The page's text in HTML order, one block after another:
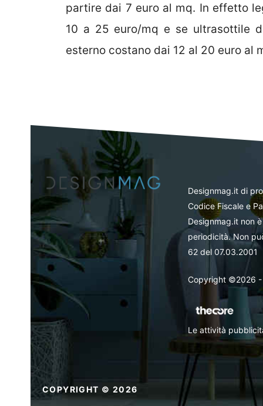
partire dai 7 euro al mq. In effetto
10 a 25 euro/mq e se ultrasottile
esterno costano dai 12 al 20 euro al
Designmag.it di
Codice Fiscale e
Designmag.it non
periodicità. Non
62 del 07.03.2001
Copyright ©2026
Le attività
COPYRIGHT © 2026